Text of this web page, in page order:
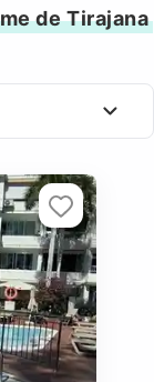
de Tirajana